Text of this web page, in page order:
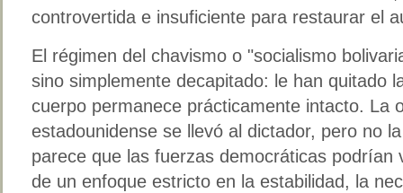
controvertida e insuficiente para restaurar el
El régimen del chavismo o "socialismo
sino simplemente decapitado: le han quitado
cuerpo permanece prácticamente intacto. La
estadounidense se llevó al dictador, pero no
parece que las fuerzas democráticas podrían
de un enfoque estricto en la estabilidad, la